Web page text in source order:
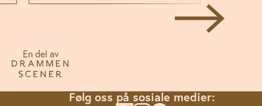
En del av
Følg oss på sosiale medier: